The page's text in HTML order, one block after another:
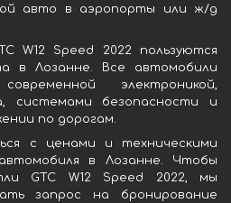
авто в аэропорты или ж/д
W12 Speed 2022 пользуются
в Лозанне. Все автомобили
электроникой,
системами безопасности и
по дорогам.
с ценами и техническими
в Лозанне. Чтобы
GTC W12 Speed 2022, мы
запрос на бронирование